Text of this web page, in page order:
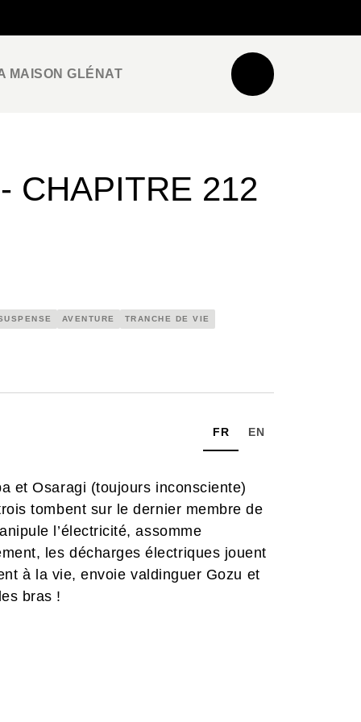
MAISON GLÉNAT
CHAPITRE 212
AVENTURE TRANCHE DE VIE
FR EN
et Osaragi (toujours inconsciente)
tombent sur le dernier membre de
l’électricité, assomme
les décharges électriques jouent
à la vie, envoie valdinguer Gozu et
bras !